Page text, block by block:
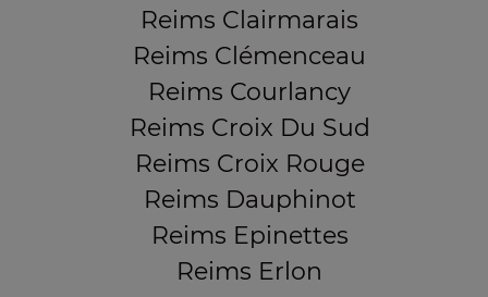
Reims Clairmarais
Reims Clémenceau
Reims Courlancy
Reims Croix Du Sud
Reims Croix Rouge
Reims Dauphinot
Reims Epinettes
Reims Erlon